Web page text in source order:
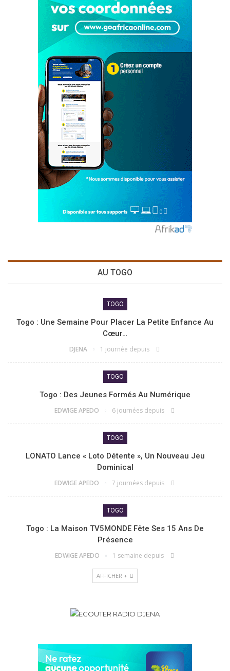
AU TOGO
TOGO
Togo : Une Semaine Pour Placer La Petite Enfance Au
Cœur…
DJENA 1 journée depuis
TOGO
Togo : Des Jeunes Formés Au Numérique
EDWIGE APEDO 6 journées depuis
TOGO
LONATO Lance « Loto Détente », Un Nouveau Jeu
Dominical
EDWIGE APEDO 7 journées depuis
TOGO
Togo : La Maison TV5MONDE Fête Ses 15 Ans De
Présence
EDWIGE APEDO 1 semaine depuis
AFFICHER +